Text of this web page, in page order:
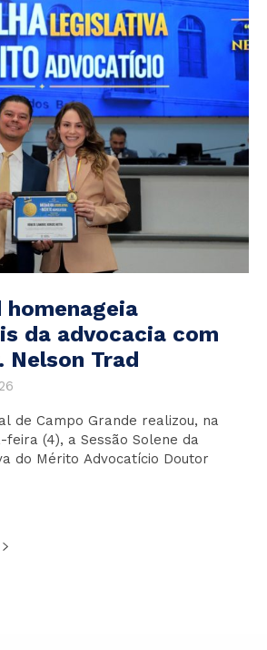
homenageia
da advocacia com
Nelson Trad
de Campo Grande realizou, na
(4), a Sessão Solene da
do Mérito Advocatício Doutor